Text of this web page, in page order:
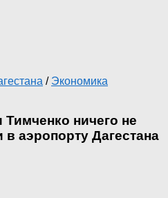
/ Экономика
ничего не
аэропорту Дагестана